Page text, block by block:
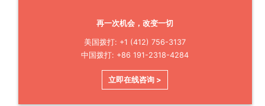
再一次机会，改变一切
美国拨打: +1 (412) 756-3137
中国拨打: +86 191-2318-4284
立即在线咨询 >